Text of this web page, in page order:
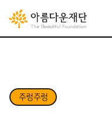
주렁주렁